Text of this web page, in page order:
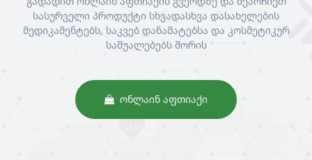
სასურველი პროდუქტი სხვადასხვა დასახელების
მედიკამენტებს, საკვებ დანამატებსა და კოსმეტიკურ
საშუალებებს შორის
ᲝᲜᲚᲐᲘᲜ ᲐᲤᲗᲘᲐᲥᲘ